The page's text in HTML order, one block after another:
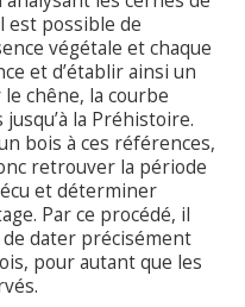
est possible de
végétale et chaque
et d’établir ainsi un
chêne, la courbe
la Préhistoire.
bois à ces références,
retrouver la période
et déterminer
Par ce procédé, il
dater précisément
pour autant que les